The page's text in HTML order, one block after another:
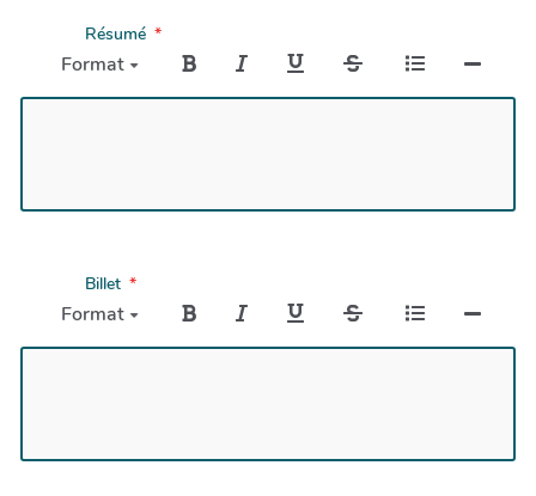
Résumé
Format
Billet
Format